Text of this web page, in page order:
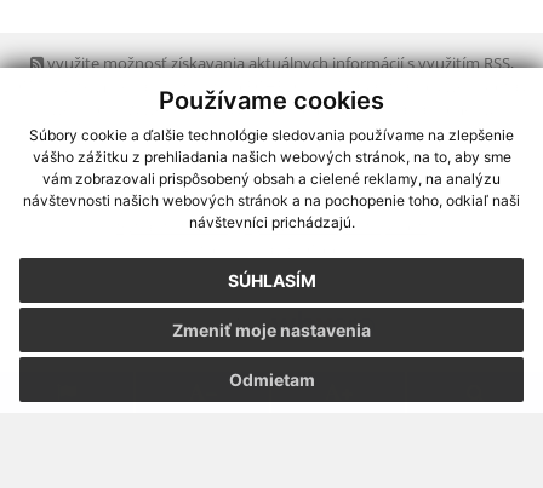
Používame cookies
Súbory cookie a ďalšie technológie sledovania používame na zlepšenie
vášho zážitku z prehliadania našich webových stránok, na to, aby sme
vám zobrazovali prispôsobený obsah a cielené reklamy, na analýzu
návštevnosti našich webových stránok a na pochopenie toho, odkiaľ naši
návštevníci prichádzajú.
SÚHLASÍM
Odmietam
Zmeniť moje nastavenia
využite možnosť získavania aktuálnych informácií s využitím RSS,
CMS systém (redakčný) systém ECHELON 2, Mapa stránok
webex.digital, s.r.o.,domény,registrácia domény
spoločnosť webex.digital, s.r.o.,technický prevádzkovateľ
Posledná aktualizácia:07.08.2026
Vytlačiť stránku|Vyhlásenie o prístupnosti
webdesign